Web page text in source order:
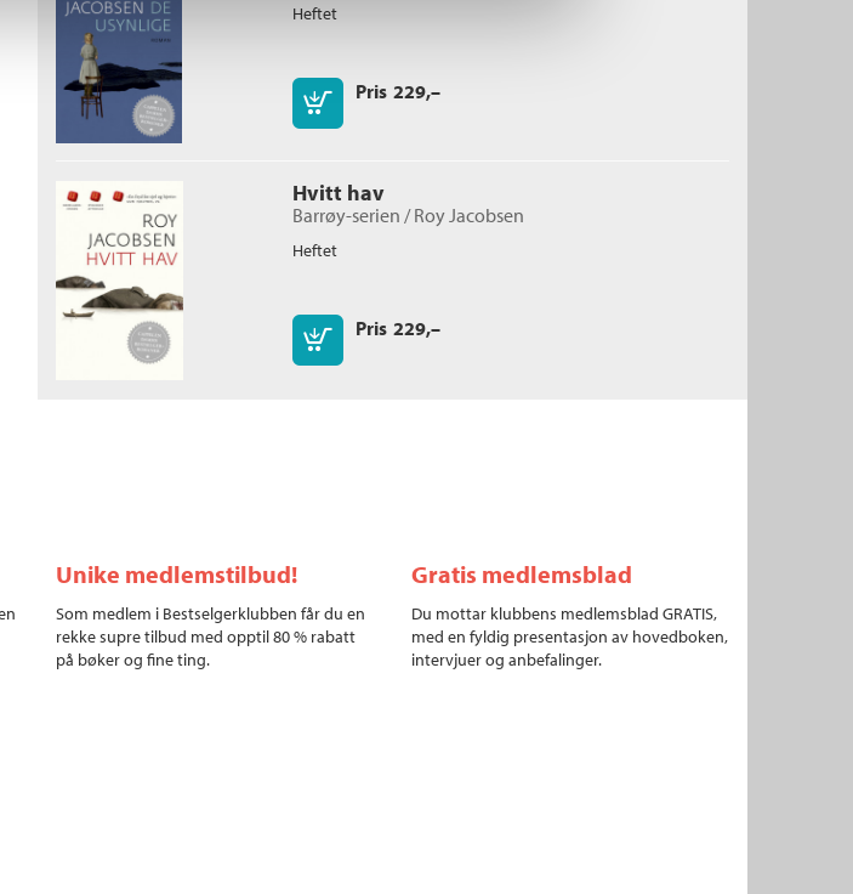
Heftet
Pris 229,–
Kjøp
Hvitt hav
Barrøy-serien /Roy Jacobsen
Heftet
Pris 229,–
Kjøp
Unike medlemstilbud!
Som medlem i Bestselgerklubben får du en
rekke supre tilbud med opptil 80 % rabatt
på bøker og fine ting.
Gratis medlemsblad
Du mottar klubbens medlemsblad GRATIS,
med en fyldig presentasjon av hovedboken,
intervjuer og anbefalinger.